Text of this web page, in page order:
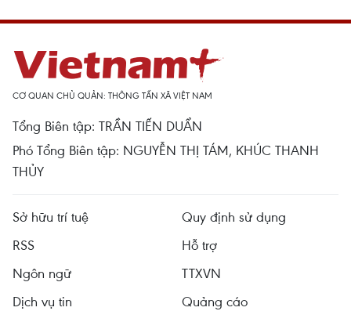
CƠ QUAN CHỦ QUẢN: THÔNG TẤN XÃ VIỆT NAM
Tổng Biên tập: TRẦN TIẾN DUẨN
Phó Tổng Biên tập: NGUYỄN THỊ TÁM, KHÚC THANH
THỦY
Sở hữu trí tuệ
Quy định sử dụng
RSS
Hỗ trợ
Ngôn ngữ
TTXVN
Dịch vụ tin
Quảng cáo